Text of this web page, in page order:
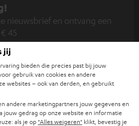
nieuwsbrief en ontvang een
45
jij
bieden die precies past bij jouw
gebruik van cookies en andere
websites – ook van derden, en gebruikt
andere marketingpartners jouw gegevens en
jouw gedrag op onze website en informatie
als je op "Alles weigeren" klikt, bevestig je